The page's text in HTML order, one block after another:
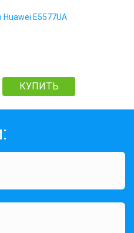
Huawei E5577UA
КУПИТЬ
ZTE MF 283U